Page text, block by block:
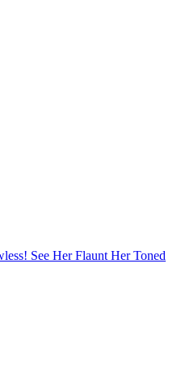
See Her Flaunt Her Toned